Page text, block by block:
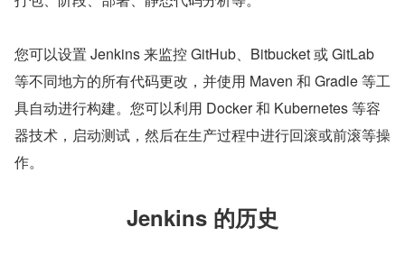
您可以设置 Jenkins 来监控 GitHub、Bitbucket 或 GitLab
等不同地方的所有代码更改，并使用 Maven 和 Gradle 等工
具自动进行构建。您可以利用 Docker 和 Kubernetes 等容
器技术，启动测试，然后在生产过程中进行回滚或前滚等操
作。
Jenkins 的历史